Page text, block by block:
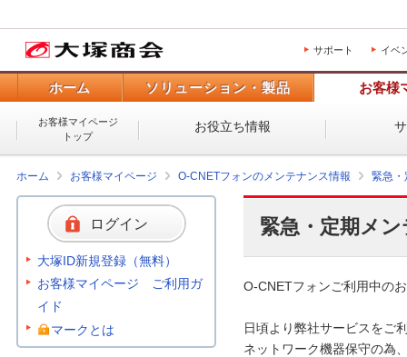
サポート イベ
ホーム ソリューション・製品 お客様
お客様マイページ
トップ
お役立ち情報
ホーム お客様マイページ O-CNETフォンのメンテナンス情報 緊急・
緊急・定期メ
O-CNETフォンご利用中の
日頃より弊社サービスをご
ネットワーク機器保守の為
ログイン
大塚ID新規登録（無料）
お客様マイページ ご利用ガ
イド
マークとは